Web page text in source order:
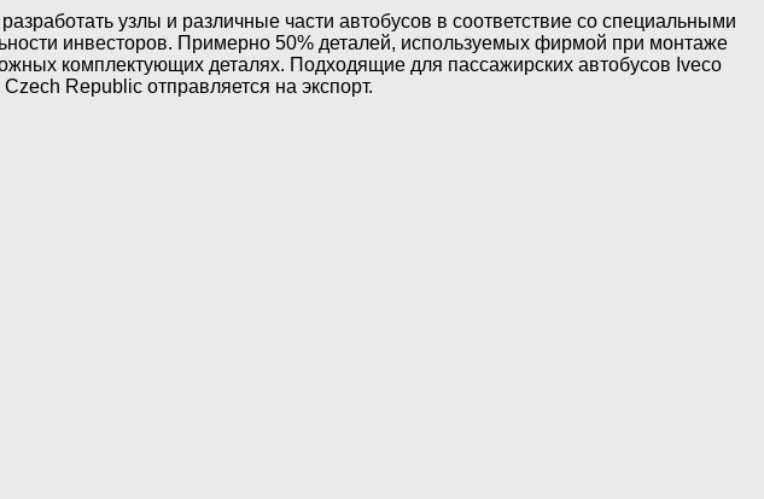
узлы и различные части автобусов в соответствие со специальными
инвесторов. Примерно 50% деталей, используемых фирмой при монтаже
комплектующих деталях. Подходящие для пассажирских автобусов Iveco
Republic отправляется на экспорт.